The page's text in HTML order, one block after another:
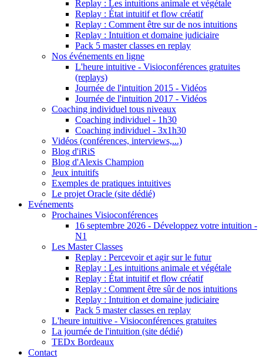
Replay : Les intuitions animale et végétale
Replay : État intuitif et flow créatif
Replay : Comment être sur de nos intuitions
Replay : Intuition et domaine judiciaire
Pack 5 master classes en replay
Nos événements en ligne
L'heure intuitive - Visioconférences gratuites
(replays)
Journée de l'intuition 2015 - Vidéos
Journée de l'intuition 2017 - Vidéos
Coaching individuel tous niveaux
Coaching individuel - 1h30
Coaching individuel - 3x1h30
Vidéos (conférences, interviews,...)
Blog d'iRiS
Blog d'Alexis Champion
Jeux intuitifs
Exemples de pratiques intuitives
Le projet Oracle (site dédié)
Evénements
Prochaines Visioconférences
16 septembre 2026 - Développez votre intuition -
N1
Les Master Classes
Replay : Percevoir et agir sur le futur
Replay : Les intuitions animale et végétale
Replay : État intuitif et flow créatif
Replay : Comment être sûr de nos intuitions
Replay : Intuition et domaine judiciaire
Pack 5 master classes en replay
L'heure intuitive - Visioconférences gratuites
La journée de l'intuition (site dédié)
TEDx Bordeaux
Contact